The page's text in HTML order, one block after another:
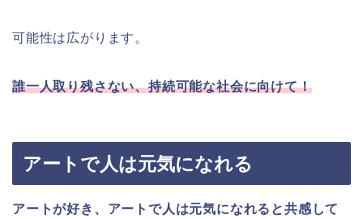
可能性は広がります。
誰一人取り残さない、持続可能な社会に向けて！
アートで人は元気になれる
アートが好き、アートで人は元気になれると共感して